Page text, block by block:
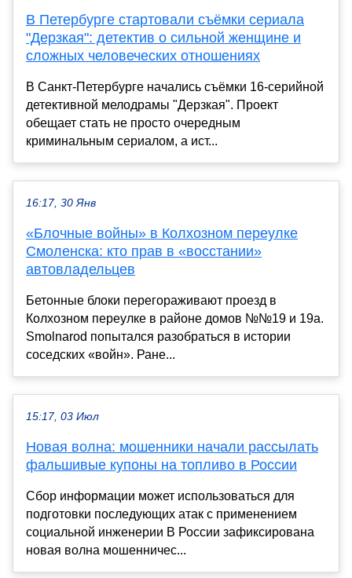
В Петербурге стартовали съёмки сериала
"Дерзкая": детектив о сильной женщине и
сложных человеческих отношениях
В Санкт‑Петербурге начались съёмки 16‑серийной
детективной мелодрамы "Дерзкая". Проект
обещает стать не просто очередным
криминальным сериалом, а ист...
16:17, 30 Янв
«Блочные войны» в Колхозном переулке
Смоленска: кто прав в «восстании»
автовладельцев
Бетонные блоки перегораживают проезд в
Колхозном переулке в районе домов №№19 и 19а.
Smolnarod попытался разобраться в истории
соседских «войн». Ране...
15:17, 03 Июл
Новая волна: мошенники начали рассылать
фальшивые купоны на топливо в России
Сбор информации может использоваться для
подготовки последующих атак с применением
социальной инженерии В России зафиксирована
новая волна мошенничес...